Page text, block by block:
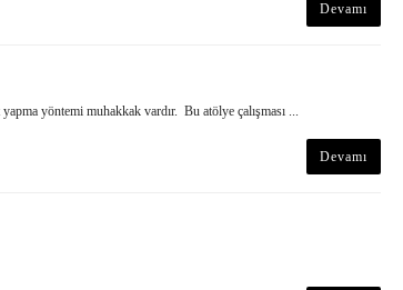
Devamı
yöntemi muhakkak vardır. Bu atölye çalışması ...
Devamı